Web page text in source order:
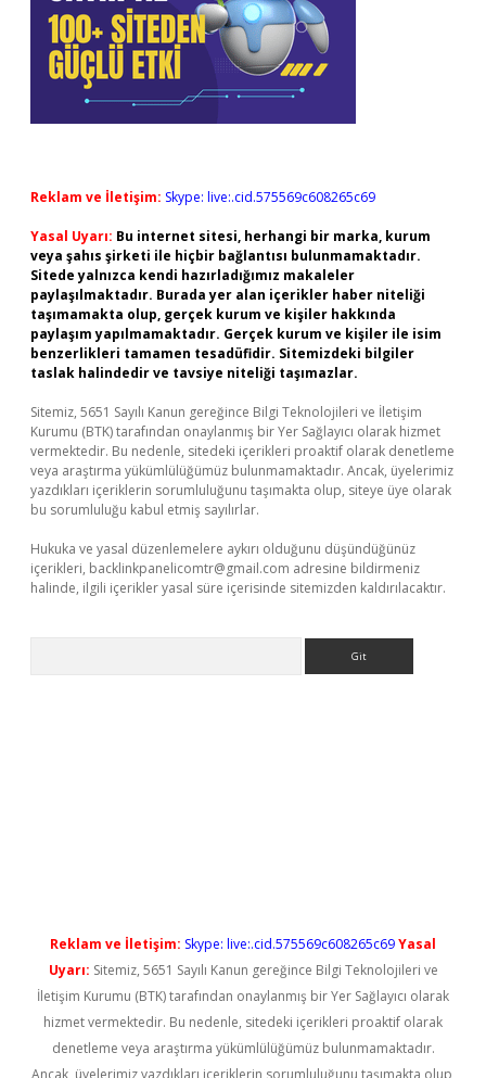
Reklam ve İletişim: Skype: live:.cid.575569c608265c69
Yasal Uyarı: Bu internet sitesi, herhangi bir marka, kurum
veya şahıs şirketi ile hiçbir bağlantısı bulunmamaktadır.
Sitede yalnızca kendi hazırladığımız makaleler
paylaşılmaktadır. Burada yer alan içerikler haber niteliği
taşımamakta olup, gerçek kurum ve kişiler hakkında
paylaşım yapılmamaktadır. Gerçek kurum ve kişiler ile isim
benzerlikleri tamamen tesadüfidir. Sitemizdeki bilgiler
taslak halindedir ve tavsiye niteliği taşımazlar.
Sitemiz, 5651 Sayılı Kanun gereğince Bilgi Teknolojileri ve İletişim
Kurumu (BTK) tarafından onaylanmış bir Yer Sağlayıcı olarak hizmet
vermektedir. Bu nedenle, sitedeki içerikleri proaktif olarak denetleme
veya araştırma yükümlülüğümüz bulunmamaktadır. Ancak, üyelerimiz
yazdıkları içeriklerin sorumluluğunu taşımakta olup, siteye üye olarak
bu sorumluluğu kabul etmiş sayılırlar.
Hukuka ve yasal düzenlemelere aykırı olduğunu düşündüğünüz
içerikleri, backlinkpanelicomtr@gmail.com adresine bildirmeniz
halinde, ilgili içerikler yasal süre içerisinde sitemizden kaldırılacaktır.
Reklam ve İletişim: Skype: live:.cid.575569c608265c69Yasal
Uyarı: Sitemiz, 5651 Sayılı Kanun gereğince Bilgi Teknolojileri ve
İletişim Kurumu (BTK) tarafından onaylanmış bir Yer Sağlayıcı olarak
hizmet vermektedir. Bu nedenle, sitedeki içerikleri proaktif olarak
denetleme veya araştırma yükümlülüğümüz bulunmamaktadır.
Ancak, üyelerimiz yazdıkları içeriklerin sorumluluğunu taşımakta olup,